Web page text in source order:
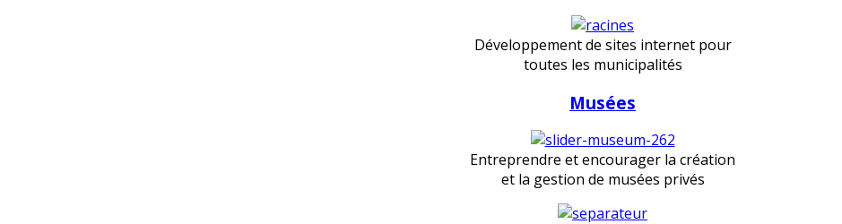
Développement de sites internet pour
toutes les municipalités
Musées
Entreprendre et encourager la création
et la gestion de musées privés